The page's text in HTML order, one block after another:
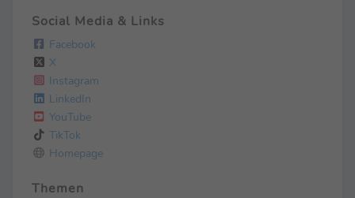
Social Media & Links
Facebook
X
Instagram
LinkedIn
YouTube
TikTok
Homepage
Themen